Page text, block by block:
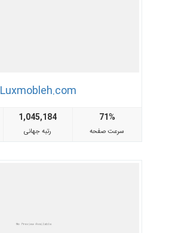
Luxmobleh.com
1,045,184
رتبه جهانی
71%
سرعت صفحه